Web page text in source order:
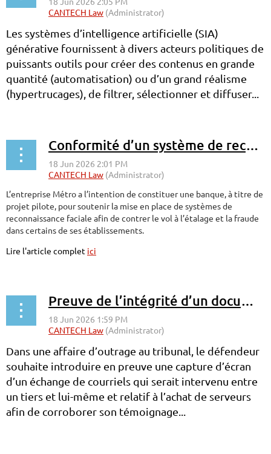
Les systèmes d’intelligence artificielle (SIA)
générative fournissent à divers acteurs politiques de
puissants outils pour créer des contenus en grande
quantité (automatisation) ou d’un grand réalisme
(hypertrucages), de filtrer, sélectionner et diffuser...
Conformité d’un système de reconnaissance faciale avec les exigences de la Loi sur la protection des renseignements personnels dans le secteur privé
L’entreprise Métro a l’intention de constituer une banque, à titre de
projet pilote, pour soutenir la mise en place de systèmes de
reconnaissance faciale afin de contrer le vol à l’étalage et la fraude
dans certains de ses établissements.
Lire l'article complet ici
Preuve de l’intégrité d’un document technologique: capture d’écran
Dans une affaire d’outrage au tribunal, le défendeur
souhaite introduire en preuve une capture d’écran
d’un échange de courriels qui serait intervenu entre
un tiers et lui-même et relatif à l’achat de serveurs
afin de corroborer son témoignage...